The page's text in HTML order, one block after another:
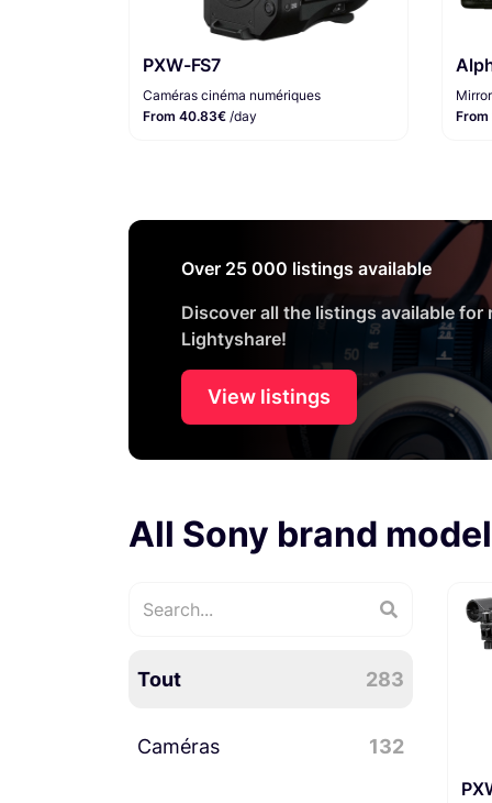
PXW-FS7
Caméras cinéma numériques
From 40.83€ /day
Over 25 000 listings available
Discover all the listings available for
Lightyshare!
View listings
All Sony brand
Tout 283
Caméras 132